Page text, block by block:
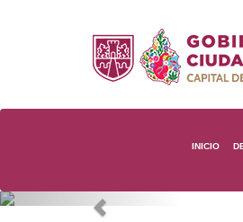
INICIO
Previous